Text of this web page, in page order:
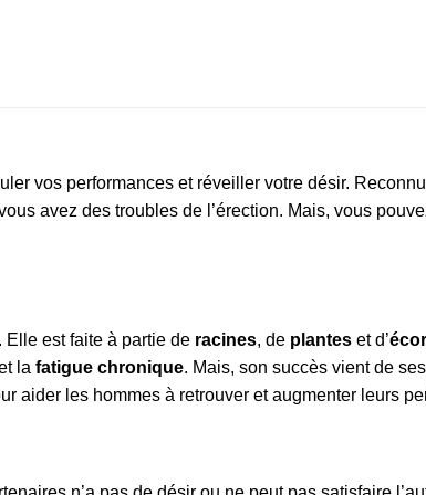
vos performances et réveiller votre désir.
avez des troubles de l’érection. Mais, vous
Elle est faite à partie de racines, de plantes et d’
la fatigue chronique. Mais, son succès vient de ses
aider les hommes à retrouver et augmenter leurs